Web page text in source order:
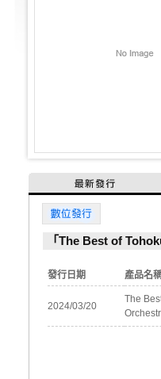
最新發行
數位發行
「The Best of
發行日期 產品名
2024/03/20
The